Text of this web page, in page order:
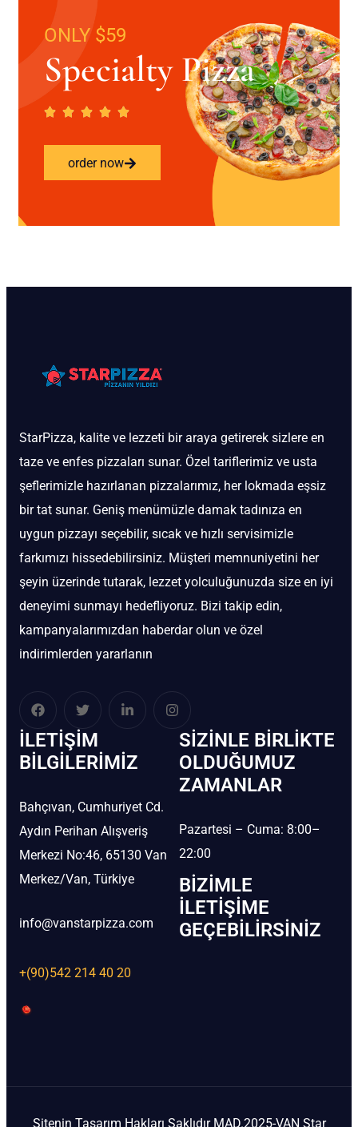
ONLY $59
Specialty Pizza
order now
StarPizza, kalite ve lezzeti bir araya getirerek sizlere en
taze ve enfes pizzaları sunar. Özel tariflerimiz ve usta
şeflerimizle hazırlanan pizzalarımız, her lokmada eşsiz
bir tat sunar. Geniş menümüzle damak tadınıza en
uygun pizzayı seçebilir, sıcak ve hızlı servisimizle
farkımızı hissedebilirsiniz. Müşteri memnuniyetini her
şeyin üzerinde tutarak, lezzet yolculuğunuzda size en iyi
deneyimi sunmayı hedefliyoruz. Bizi takip edin,
kampanyalarımızdan haberdar olun ve özel
indirimlerden yararlanın
İLETIŞIM
BİLGILERIMIZ
Bahçıvan, Cumhuriyet Cd.
Aydın Perihan Alışveriş
Merkezi No:46, 65130 Van
Merkez/Van, Türkiye
info@vanstarpizza.com
+(90)542 214 40 20
SIZINLE BIRLIKTE
OLDUĞUMUZ
ZAMANLAR
Pazartesi – Cuma: 8:00–
22:00
BIZIMLE
İLETIŞIME
GEÇEBILIRSINIZ
Sitenin Tasarım Hakları Saklıdır MAD.2025-VAN Star